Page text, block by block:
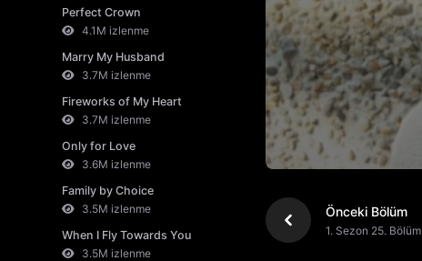
Perfect Crown
4.1M izlenme
Marry My Husband
3.7M izlenme
Fireworks of My Heart
3.7M izlenme
Only for Love
3.6M izlenme
Family by Choice
3.5M izlenme
When I Fly Towards You
3.5M izlenme
Önceki Bölüm
1. Sezon 25. Bölüm